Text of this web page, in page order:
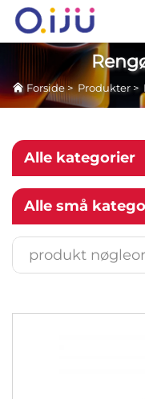
Forside
Om os
Produkter
Anvendelse
Forside>Produkter >
Alle kategorier
Alle små